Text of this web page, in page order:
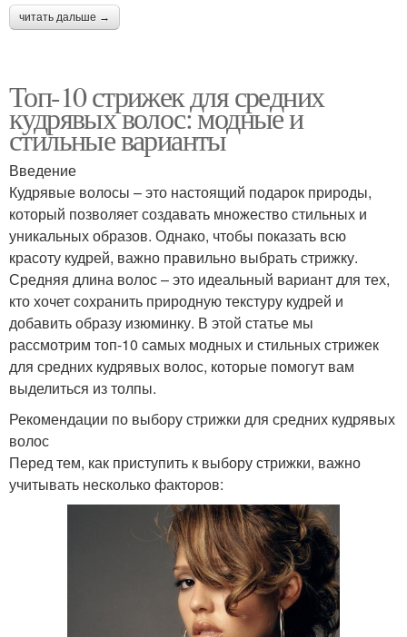
читать дальше →
Топ-10 стрижек для средних
кудрявых волос: модные и
стильные варианты
Введение
Кудрявые волосы – это настоящий подарок природы,
который позволяет создавать множество стильных и
уникальных образов. Однако, чтобы показать всю
красоту кудрей, важно правильно выбрать стрижку.
Средняя длина волос – это идеальный вариант для тех,
кто хочет сохранить природную текстуру кудрей и
добавить образу изюминку. В этой статье мы
рассмотрим топ-10 самых модных и стильных стрижек
для средних кудрявых волос, которые помогут вам
выделиться из толпы.
Рекомендации по выбору стрижки для средних кудрявых
волос
Перед тем, как приступить к выбору стрижки, важно
учитывать несколько факторов: